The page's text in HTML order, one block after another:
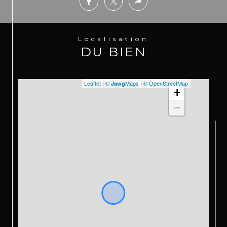
Localisation
DU BIEN
+
−
Leaflet | © JawgMaps | © OpenStreetMap